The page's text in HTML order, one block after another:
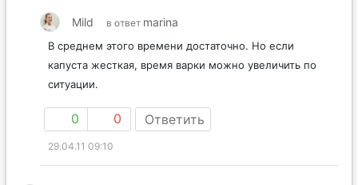
Mild в ответ marina
В среднем этого времени достаточно. Но если
капуста жесткая, время варки можно увеличить по
ситуации.
0 0 Ответить
29.04.11 09:10